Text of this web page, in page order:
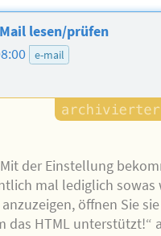
lesen/prüfen
e-mail
der Einstellung
mal lediglich sowas
öffnen Sie
das HTML unterstützt!“